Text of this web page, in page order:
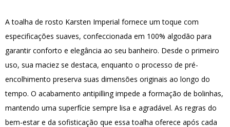
A toalha de rosto Karsten Imperial fornece um toque com
especificações suaves, confeccionada em 100% algodão para
garantir conforto e elegância ao seu banheiro. Desde o primeiro
uso, sua maciez se destaca, enquanto o processo de pré-
encolhimento preserva suas dimensões originais ao longo do
tempo. O acabamento antipilling impede a formação de bolinhas,
mantendo uma superfície sempre lisa e agradável. As regras do
bem-estar e da sofisticação que essa toalha oferece após cada